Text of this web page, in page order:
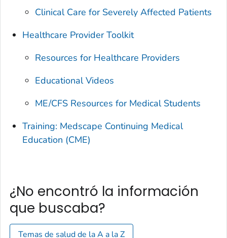
Clinical Care for Severely Affected Patients
Healthcare Provider Toolkit
Resources for Healthcare Providers
Educational Videos
ME/CFS Resources for Medical Students
Training: Medscape Continuing Medical
Education (CME)
¿No encontró la información
que buscaba?
Temas de salud de la A a la Z